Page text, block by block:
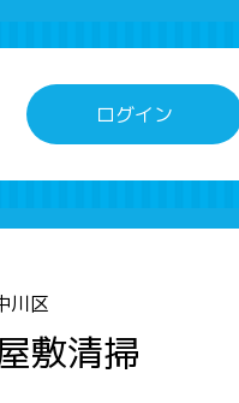
ログイン
川区
敷清掃